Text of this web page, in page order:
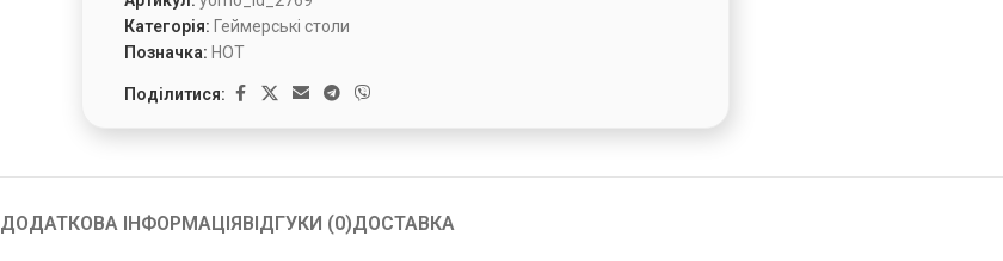
Категорія: Геймерські столи
Позначка: HOT
Поділитися:
ДОДАТКОВА ІНФОРМАЦІЯВІДГУКИ (0)ДОСТАВКА